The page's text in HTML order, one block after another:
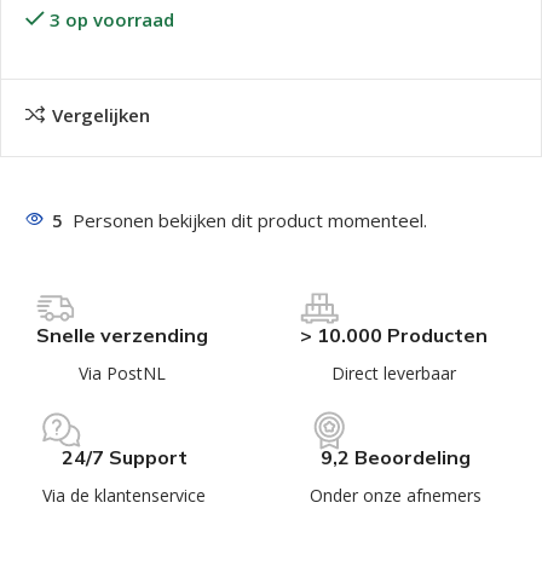
3 op voorraad
Vergelijken
5 Personen bekijken dit product momenteel.
Snelle verzending
Via PostNL
> 10.000 Producten
Direct leverbaar
24/7 Support
Via de klantenservice
9,2 Beoordeling
Onder onze afnemers